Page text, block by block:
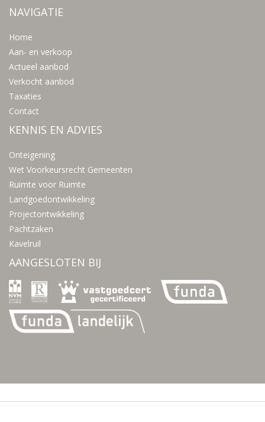
NAVIGATIE
Home
Aan- en verkoop
Actueel aanbod
Verkocht aanbod
Taxaties
Contact
KENNIS EN ADVIES
Onteigening
Wet Voorkeursrecht Gemeenten
Ruimte voor Ruimte
Landgoedontwikkeling
Projectontwikkeling
Pachtzaken
Kavelruil
AANGESLOTEN BIJ